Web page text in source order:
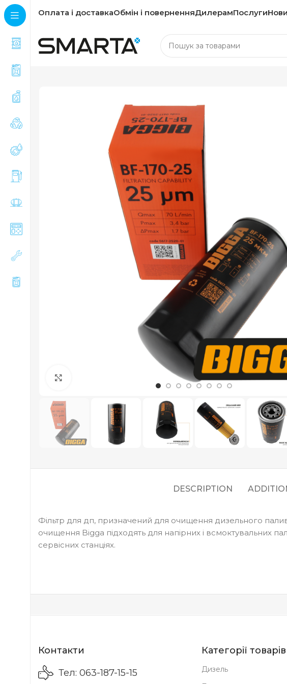
Оплата і доставкаОбмін і поверненняДилерамПослуги
DESCRIPTION
Фільтр для дп, призначений для очищення дизельного палива
очищення Bigga підходять для напірних і всмоктувальних
сервісних станціях.
Контакти
Тел: 063-187-15-15
Категорії товарів
Дизель